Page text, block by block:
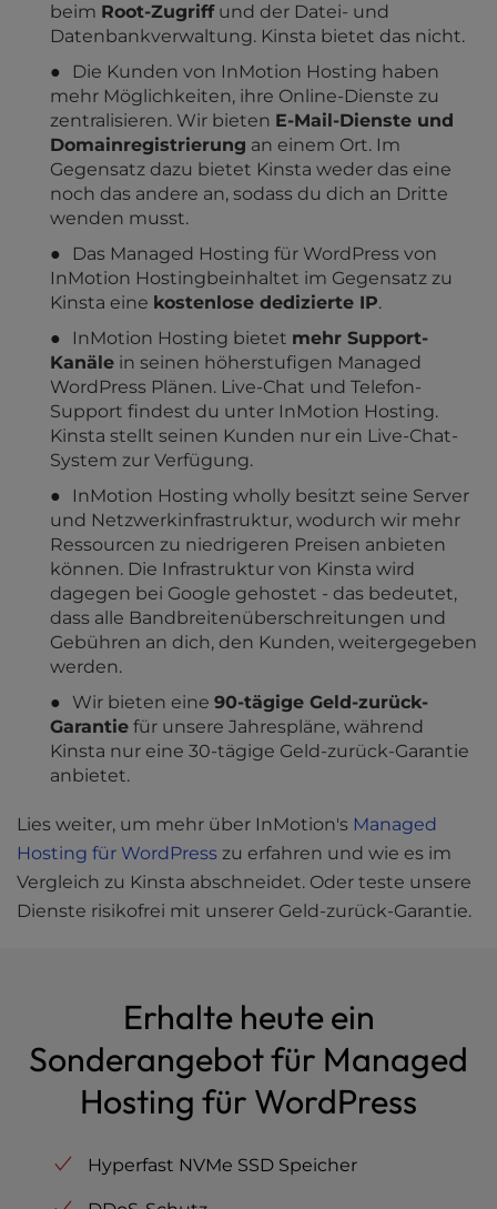
beim Root-Zugriffund der Datei- und
Datenbankverwaltung. Kinsta bietet das nicht.
Die Kunden von InMotion Hosting haben
mehr Möglichkeiten, ihre Online-Dienste zu
zentralisieren. Wir bieten E-Mail-Dienste und
Domainregistrierung an einem Ort. Im
Gegensatz dazu bietet Kinsta weder das eine
noch das andere an, sodass du dich an Dritte
wenden musst.
Das Managed Hosting für WordPress von
InMotion Hostingbeinhaltet im Gegensatz zu
Kinsta eine kostenlose dedizierte IP.
InMotion Hosting bietet mehr Support-
Kanäle in seinen höherstufigen Managed
WordPress Plänen. Live-Chat und Telefon-
Support findest du unter InMotion Hosting.
Kinsta stellt seinen Kunden nur ein Live-Chat-
System zur Verfügung.
InMotion Hosting wholly besitzt seine Server
und Netzwerkinfrastruktur, wodurch wir mehr
Ressourcen zu niedrigeren Preisen anbieten
können. Die Infrastruktur von Kinsta wird
dagegen bei Google gehostet - das bedeutet,
dass alle Bandbreitenüberschreitungen und
Gebühren an dich, den Kunden, weitergegeben
werden.
Wir bieten eine 90-tägige Geld-zurück-
Garantie für unsere Jahrespläne, während
Kinsta nur eine 30-tägige Geld-zurück-Garantie
anbietet.
Lies weiter, um mehr über InMotion's Managed
Hosting für WordPress zu erfahren und wie es im
Vergleich zu Kinsta abschneidet. Oder teste unsere
Dienste risikofrei mit unserer Geld-zurück-Garantie.
Erhalte heute ein
Sonderangebot für Managed
Hosting für WordPress
Hyperfast NVMe SSD Speicher